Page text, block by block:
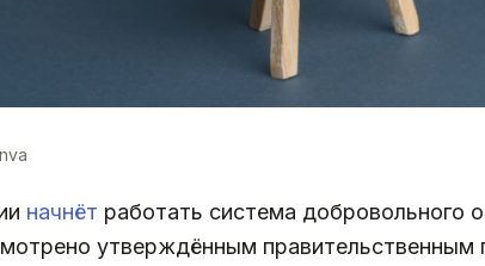
начнёт работать система добровольного
утверждённым правительственным